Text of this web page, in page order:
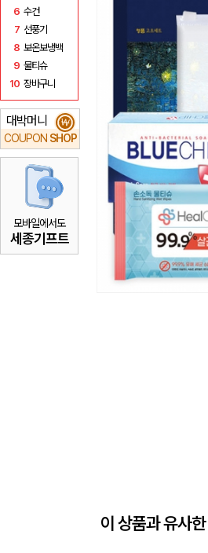
6 수건
7 선풍기
8 보온보냉백
9 물티슈
10 장바구니
대박머니
COUPON SHOP
₩
모바일에서도
세종기프트
이 상품과 유사한